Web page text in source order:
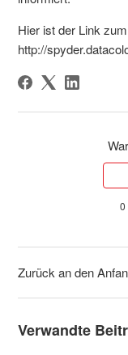
Hier ist der Link
http://
0
Zurück an den
Verwandte